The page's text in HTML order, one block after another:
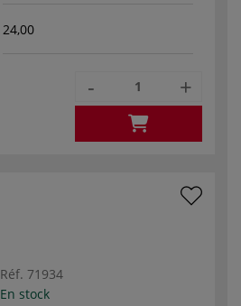
24,00
- +
Réf. 71934
En stock